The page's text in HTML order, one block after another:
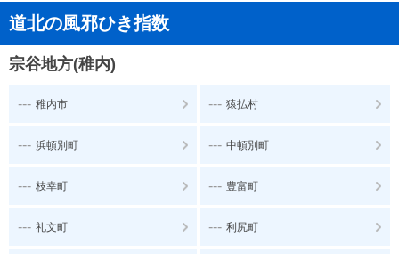
道北の風邪ひき指数
宗谷地方(稚内)
--- 稚内市 --- 猿払村
--- 浜頓別町 --- 中頓別町
--- 枝幸町 --- 豊富町
--- 礼文町 --- 利尻町